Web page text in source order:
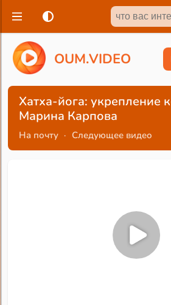
OUM.VIDEO
Хатха-йога: укрепление
Марина Карпова
На почту · Следующее видео